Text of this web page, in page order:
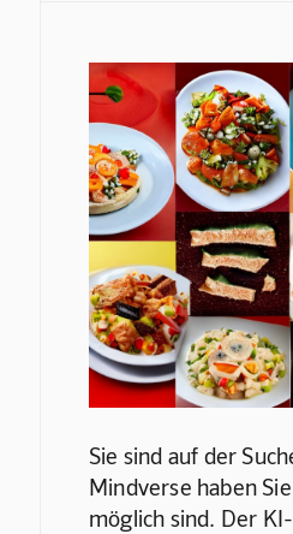
Sie sind auf der
Mindverse haben
möglich sind. Der